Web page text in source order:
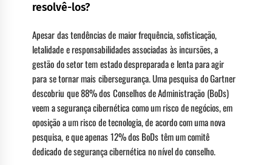
resolvê-los?
Apesar das tendências de maior frequência, sofisticação,
letalidade e responsabilidades associadas às incursões, a
gestão do setor tem estado despreparada e lenta para agir
para se tornar mais cibersegurança. Uma pesquisa do Gartner
descobriu que 88% dos Conselhos de Administração (BoDs)
veem a segurança cibernética como um risco de negócios, em
oposição a um risco de tecnologia, de acordo com uma nova
pesquisa, e que apenas 12% dos BoDs têm um comitê
dedicado de segurança cibernética no nível do conselho.